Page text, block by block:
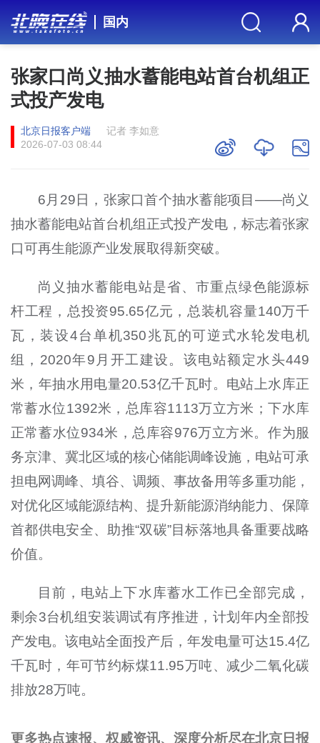
国内
张家口尚义抽水蓄能电站首台机组正
式投产发电
北京日报客户端
记者 李如意
2026-07-03 08:44
6月29日，张家口首个抽水蓄能项目——尚义
抽水蓄能电站首台机组正式投产发电，标志着张家
口可再生能源产业发展取得新突破。
尚义抽水蓄能电站是省、市重点绿色能源标
杆工程，总投资95.65亿元，总装机容量140万千
瓦，装设4台单机350兆瓦的可逆式水轮发电机
组，2020年9月开工建设。该电站额定水头449
米，年抽水用电量20.53亿千瓦时。电站上水库正
常蓄水位1392米，总库容1113万立方米；下水库
正常蓄水位934米，总库容976万立方米。作为服
务京津、冀北区域的核心储能调峰设施，电站可承
担电网调峰、填谷、调频、事故备用等多重功能，
对优化区域能源结构、提升新能源消纳能力、保障
首都供电安全、助推“双碳”目标落地具备重要战略
价值。
目前，电站上下水库蓄水工作已全部完成，
剩余3台机组安装调试有序推进，计划年内全部投
产发电。该电站全面投产后，年发电量可达15.4亿
千瓦时，年可节约标煤11.95万吨、减少二氧化碳
排放28万吨。
更多热点速报、权威资讯、深度分析尽在北京日报